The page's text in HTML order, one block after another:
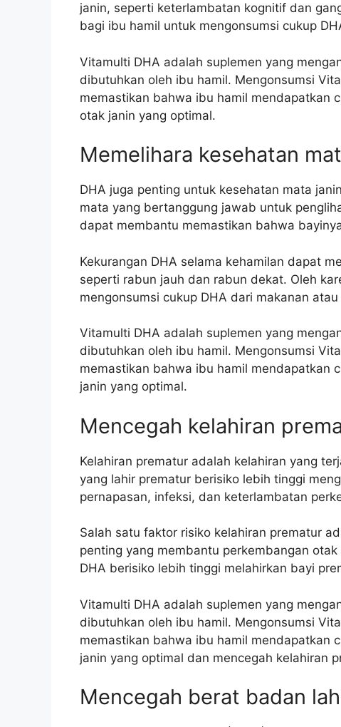
janin, seperti keterlambatan kognitif dan
bagi ibu hamil untuk mengonsumsi cukup
Vitamulti DHA adalah suplemen yang
dibutuhkan oleh ibu hamil. Mengonsumsi
memastikan bahwa ibu hamil mendapatkan
otak janin yang optimal.
Memelihara kesehatan
DHA juga penting untuk kesehatan mata
mata yang bertanggung jawab untuk
dapat membantu memastikan bahwa
Kekurangan DHA selama kehamilan dapat
seperti rabun jauh dan rabun dekat. Oleh
mengonsumsi cukup DHA dari makanan
Vitamulti DHA adalah suplemen yang
dibutuhkan oleh ibu hamil. Mengonsumsi
memastikan bahwa ibu hamil mendapatkan
janin yang optimal.
Mencegah kelahiran
Kelahiran prematur adalah kelahiran yang
yang lahir prematur berisiko lebih tinggi
pernapasan, infeksi, dan keterlambatan
Salah satu faktor risiko kelahiran prematur
penting yang membantu perkembangan
DHA berisiko lebih tinggi melahirkan bayi
Vitamulti DHA adalah suplemen yang
dibutuhkan oleh ibu hamil. Mengonsumsi
memastikan bahwa ibu hamil mendapatkan
janin yang optimal dan mencegah kelahiran
Mencegah berat badan